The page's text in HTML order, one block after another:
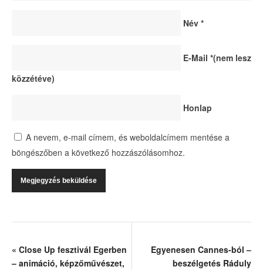
Név *
E-Mail *(nem lesz
közzétéve)
Honlap
A nevem, e-mail címem, és weboldalcímem mentése a
böngészőben a következő hozzászólásomhoz.
« Close Up fesztivál Egerben
– animáció, képzőművészet,
Egyenesen Cannes-ból –
beszélgetés Ráduly